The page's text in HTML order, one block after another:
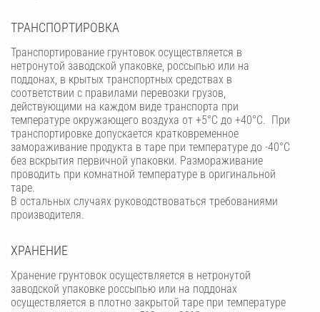
ТРАНСПОРТИРОВКА
Транспортирование грунтовок осуществляется в
нетронутой заводской упаковке, россыпью или на
поддонах, в крытых транспортных средствах в
соответствии с правилами перевозки грузов,
действующими на каждом виде транспорта при
температуре окружающего воздуха от +5°С до +40°С. При
транспортировке допускается кратковременное
замораживание продукта в таре при температуре до -40°С
без вскрытия первичной упаковки. Размораживание
проводить при комнатной температуре в оригинальной
таре.
В остальных случаях руководствоваться требованиями
производителя.
ХРАНЕНИЕ
Хранение грунтовок осуществляется в нетронутой
заводской упаковке россыпью или на поддонах
осуществляется в плотно закрытой таре при температуре